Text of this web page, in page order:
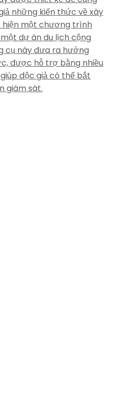
những kiến thức về xây
một chương trình
dự án du lịch cộng
cụ này đưa ra hướng
được hỗ trợ bằng nhiều
độc giả có thể bắt
giám sát.